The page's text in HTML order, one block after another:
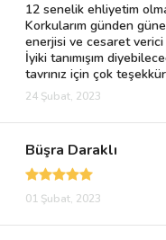
12 senelik ehliyetim
Korkularım günden
enerjisi ve cesaret verici
İyiki tanımışım
tavrınız için çok
24 Şubat, 2023
Büşra Daraklı
01 Şubat, 2023